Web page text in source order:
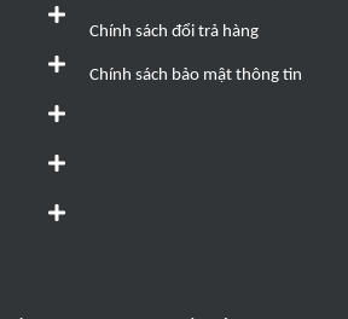
Chính sách đổi trả hàng
Chính sách bảo mật thông tin